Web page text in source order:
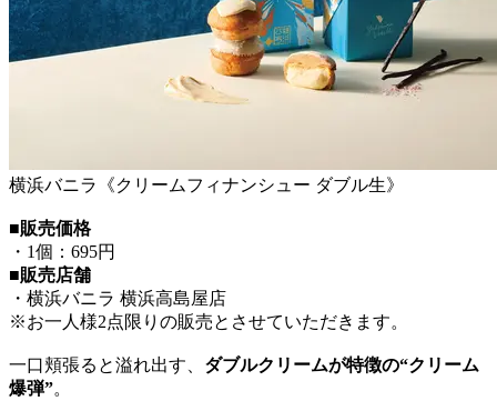
横浜バニラ《クリームフィナンシュー ダブル生》
■販売価格
・1個：695円
■販売店舗
・横浜バニラ 横浜高島屋店
※お一人様2点限りの販売とさせていただきます。
一口頬張ると溢れ出す、 ダブルクリームが特徴の“クリーム
爆弾”。